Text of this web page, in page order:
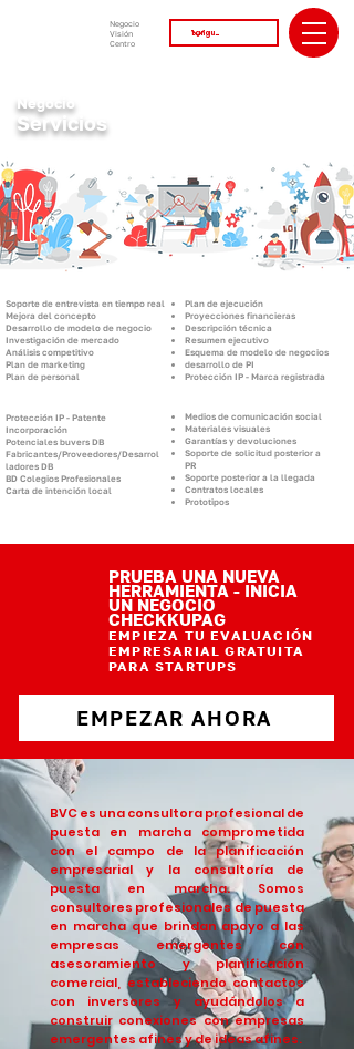
Negocio
Visión
Centro
Negocio
Servicios
Soporte de entrevista en tiempo real
Mejora del concepto
Desarrollo de modelo de negocio
Investigación de mercado
Análisis competitivo
Plan de marketing
Plan de personal
Plan de ejecución
Proyecciones financieras
Descripción técnica
Resumen ejecutivo
Esquema de modelo de negocios
desarrollo de PI
Protección IP - Marca registrada
Protección IP - Patente
Incorporación
Potenciales buvers DB
Fabricantes/Proveedores/Desarrol
ladores DB
BD Colegios Profesionales
Carta de intención local
Medios de comunicación social
Materiales visuales
Garantías y devoluciones
Soporte de solicitud posterior a
PR
Soporte posterior a la llegada
Contratos locales
Prototipos
PRUEBA UNA NUEVA
HERRAMIENTA - INICIA
UN NEGOCIO
CHECKKUPAG
EMPIEZA TU EVALUACIÓN
EMPRESARIAL GRATUITA
PARA STARTUPS
EMPEZAR AHORA
BVC es una consultora profesional de
puesta en marcha comprometida
con el campo de la planificación
empresarial y la consultoría de
puesta en marcha. Somos
consultores profesionales de puesta
en marcha que brindan apoyo a las
empresas emergentes con
asesoramiento y planificación
comercial, estableciendo contactos
con inversores y ayudándolos a
construir conexiones con empresas
emergentes afines y de ideas afines.